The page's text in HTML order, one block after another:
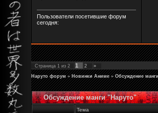
Пользователи посетившие форум
сегодня:
Страница 1 из 2 1 2
»
Наруто форум » Новинки Аниме » Обсуждение
Обсуждение манги "Наруто"
Тема